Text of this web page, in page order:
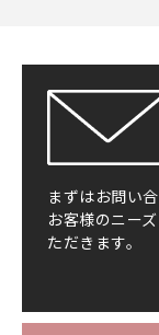
まずはお問い
お客様のニー
ただきます。